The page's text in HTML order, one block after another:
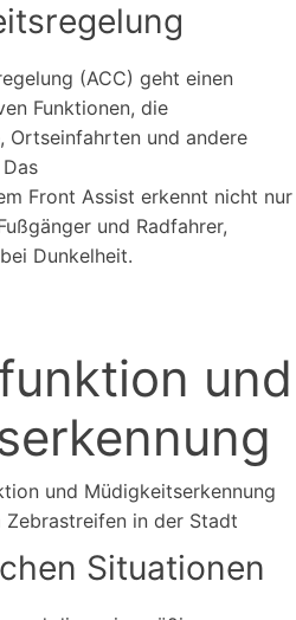
(ACC) geht einen
Funktionen, die
Ortseinfahrten und andere
Front Assist erkennt nicht nur
und Radfahrer,
Dunkelheit.
und
Situationen